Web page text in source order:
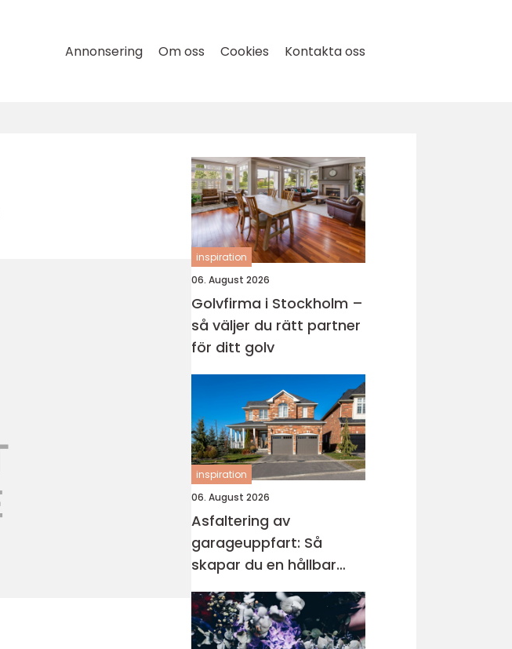
Annonsering Om oss Cookies Kontakta oss
inspiration
06. August 2026
Golvfirma i Stockholm –
så väljer du rätt partner
för ditt golv
inspiration
06. August 2026
Asfaltering av
garageuppfart: Så
skapar du en hållbar
och snygg infart